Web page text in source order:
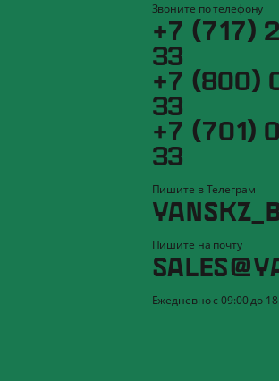
Звоните по телефону
+7 (717)
33
+7 (800)
33
+7 (701)
33
Пишите в Телеграм
Пишите на почту
Ежедневно с 09:00 до